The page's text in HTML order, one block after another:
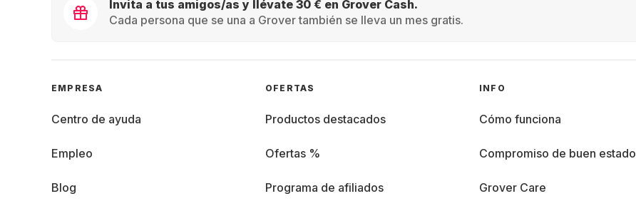
Invita a tus amigos/as y llévate 30 € en Grover Cash.
Cada persona que se una a Grover también se lleva un mes gratis.
EMPRESA
Centro de ayuda
Empleo
Blog
OFERTAS
Productos destacados
Ofertas %
Programa de afiliados
INFO
Cómo funciona
Compromiso de buen estado
Grover Care